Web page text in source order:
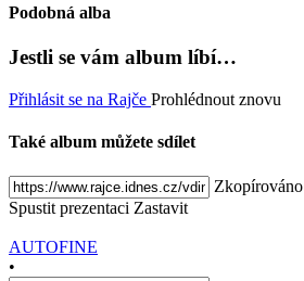
Podobná alba
Jestli se vám album líbí…
Přihlásit se na Rajče Prohlédnout znovu
Také album můžete sdílet
Zkopírováno
Spustit prezentaci Zastavit
AUTOFINE
•